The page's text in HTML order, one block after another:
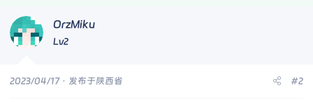
OrzMiku
Lv2
2023/04/17 · 发布于陕西省 #2